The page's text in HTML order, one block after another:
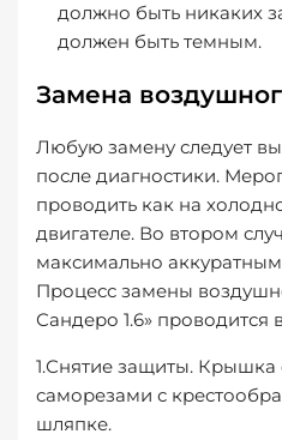
должно быть никаких
должен быть темным.
Замена
Любую замену следует
после диагностики.
проводить как на
двигателе. Во втором
максимально
Процесс замены
Сандеро 1.6» проводится
Снятие защиты. Крышка
саморезами с
шляпке.